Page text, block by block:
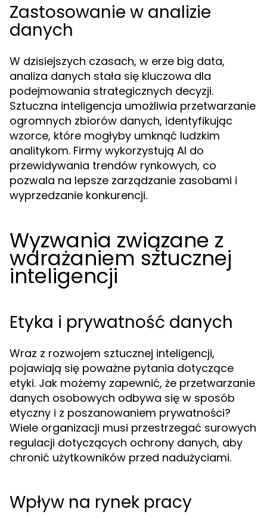
Zastosowanie w analizie
danych
W dzisiejszych czasach, w erze big data,
analiza danych stała się kluczowa dla
podejmowania strategicznych decyzji.
Sztuczna inteligencja umożliwia przetwarzanie
ogromnych zbiorów danych, identyfikując
wzorce, które mogłyby umknąć ludzkim
analitykom. Firmy wykorzystują AI do
przewidywania trendów rynkowych, co
pozwala na lepsze zarządzanie zasobami i
wyprzedzanie konkurencji.
Wyzwania związane z
wdrażaniem sztucznej
inteligencji
Etyka i prywatność danych
Wraz z rozwojem sztucznej inteligencji,
pojawiają się poważne pytania dotyczące
etyki. Jak możemy zapewnić, że przetwarzanie
danych osobowych odbywa się w sposób
etyczny i z poszanowaniem prywatności?
Wiele organizacji musi przestrzegać surowych
regulacji dotyczących ochrony danych, aby
chronić użytkowników przed nadużyciami.
Wpływ na rynek pracy